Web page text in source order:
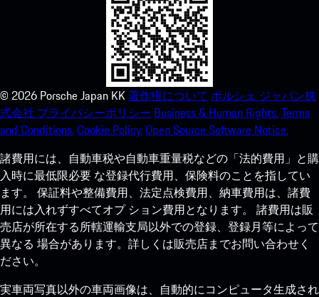
© 2026 Porsche Japan KK著作権について ポルシェ ジャパン株
式会社 プライバシーポリシー Business & Human Rights.Terms
and Conditions.Cookie Policy.Open Source Software Notice.
諸費用には、自動車税や自動車重量税などの「法的費用」と購
入時に最低限必要 な登録代行費用、保険料のことを指してい
ます。 保証料や整備費用、法定点検費用、納車費用は、諸費
用には入れずすべてオプ ション費用となります。 諸費用は販
売店が所在する所轄運輸支局以外での登録、登録月等によって
異なる 場合があります。詳しくは販売店までお問い合わせく
ださい。
実車両写真以外の車両画像は、自動的にコンピュータ生成され